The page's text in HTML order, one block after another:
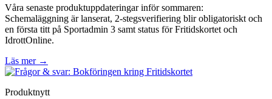
Våra senaste produktuppdateringar inför sommaren:
Schemaläggning är lanserat, 2-stegsverifiering blir obligatoriskt och
en första titt på Sportadmin 3 samt status för Fritidskortet och
IdrottOnline.
Läs mer →
Produktnytt